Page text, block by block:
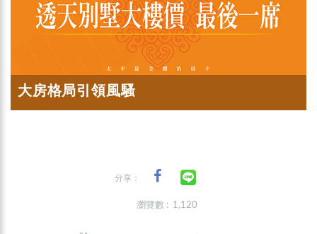
大房格局引領風騷
分享：
瀏覽數 : 1,120